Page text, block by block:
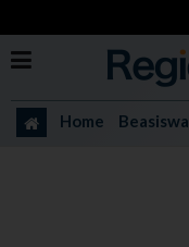
Home Beasiswa